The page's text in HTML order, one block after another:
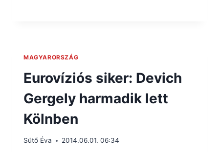
MAGYARORSZÁG
Eurovíziós siker: Devich
Gergely harmadik lett
Kölnben
Sütő Éva 2014.06.01. 06:34